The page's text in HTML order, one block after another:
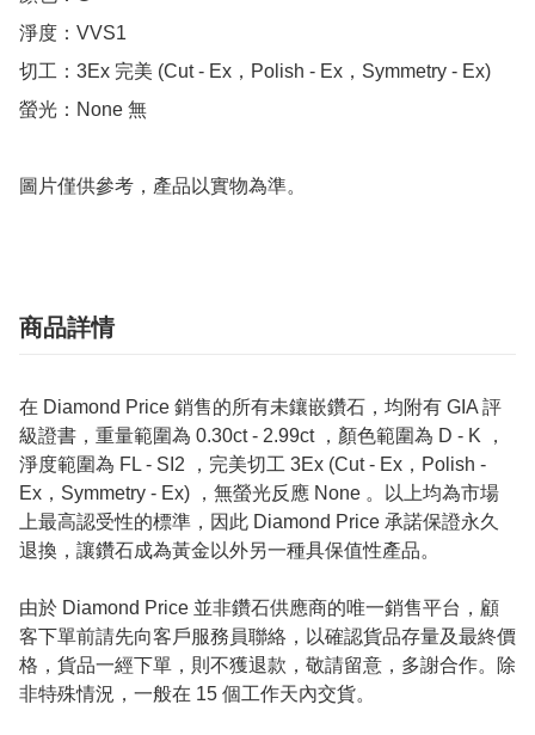
淨度：VVS1
切工：3Ex 完美 (Cut - Ex，Polish - Ex，Symmetry - Ex)
螢光：None 無
圖片僅供參考，產品以實物為準。
商品詳情
在 Diamond Price 銷售的所有未鑲嵌鑽石，均附有 GIA 評
級證書，重量範圍為 0.30ct - 2.99ct ，顏色範圍為 D - K ，
淨度範圍為 FL - SI2 ，完美切工 3Ex (Cut - Ex，Polish -
Ex，Symmetry - Ex) ，無螢光反應 None 。以上均為市場
上最高認受性的標準，因此 Diamond Price 承諾保證永久
退換，讓鑽石成為黃金以外另一種具保值性產品。
由於 Diamond Price 並非鑽石供應商的唯一銷售平台，顧
客下單前請先向客戶服務員聯絡，以確認貨品存量及最終價
格，貨品一經下單，則不獲退款，敬請留意，多謝合作。除
非特殊情況，一般在 15 個工作天內交貨。